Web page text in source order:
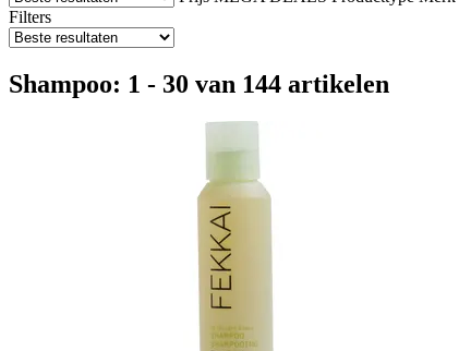
Filters
Shampoo: 1 - 30 van 144 artikelen